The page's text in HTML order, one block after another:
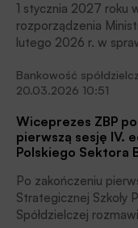
1 stycznia 2027 roku
rozporządzenia
lutego 2026 r. w
rozporządzenia
zabiegał sektor
Związek Banków
Strategicznej Szkoły
Spółdzielczej było
które były
bankowym a
któremu udało się
korzystne dla sektora
Bankowość
20.03.2026 10:51
Wiceprezes ZBP
pierwszą sesję IV.
Polskiego Sektora
Po zakończeniu
Strategicznej Szkoły
Spółdzielczej